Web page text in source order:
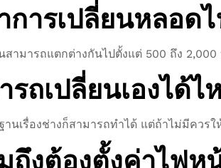
การเปลี่ยนหลอ
สามารถแตกต่างกันไปตั้งแต่ 500 ถึง
รถเปลี่ยนเองได้ไ
นเรื่องช่างก็สามารถทำได้ แต่ถ้าไม่มีควร
ถึงต้องตั้งค่าไฟห